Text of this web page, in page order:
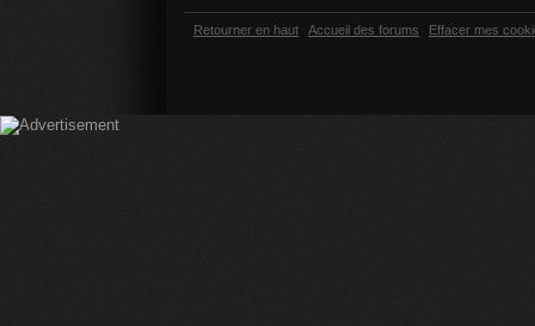
Retourner en haut Accueil des forums Effacer mes